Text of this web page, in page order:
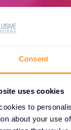
Consent
uses cookies
to
about your use
Fortinet et
de vente de